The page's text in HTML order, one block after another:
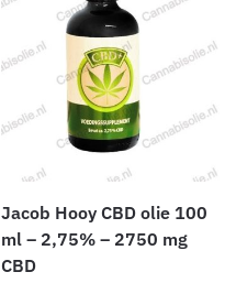
Jacob Hooy CBD olie 100
ml – 2,75% – 2750 mg
CBD